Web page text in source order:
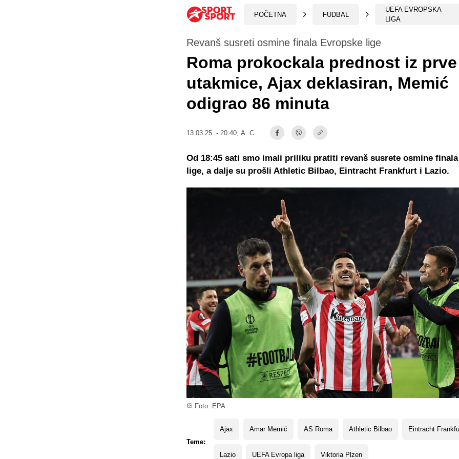
POČETNA FUDBAL
UEFA EVROPSKA
LIGA
Foto: EPA
Revanš susreti osmine finala Evropske lige
Roma prokockala prednost iz prve
utakmice, Ajax deklasiran, Memić
odigrao 86 minuta
13.03.25. - 20:40, A. C.
Teme:
Ajax Amar Memić AS Roma Athletic Bilbao Eintracht
Lazio UEFA Evropa liga Viktoria Plzen
Od 18:45 sati smo imali priliku pratiti revanš susrete osmine
lige, a dalje su prošli Athletic Bilbao, Eintracht Frankfurt i Lazio.